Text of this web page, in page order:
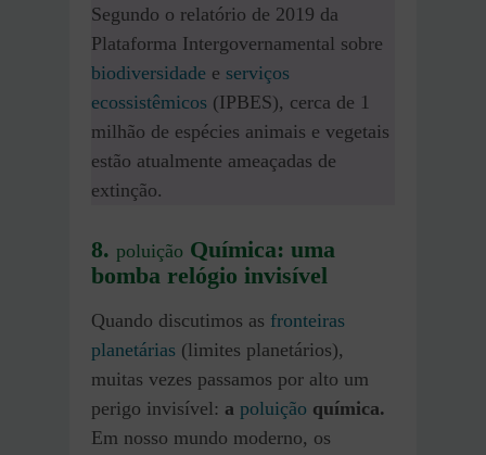
Segundo o relatório de 2019 da
Plataforma Intergovernamental sobre
biodiversidade e serviços
ecossistêmicos (IPBES), cerca de 1
milhão de espécies animais e vegetais
estão atualmente ameaçadas de
extinção.
8. poluição Química: uma
bomba relógio invisível
Quando discutimos as fronteiras
planetárias (limites planetários),
muitas vezes passamos por alto um
perigo invisível: a poluição química.
Em nosso mundo moderno, os